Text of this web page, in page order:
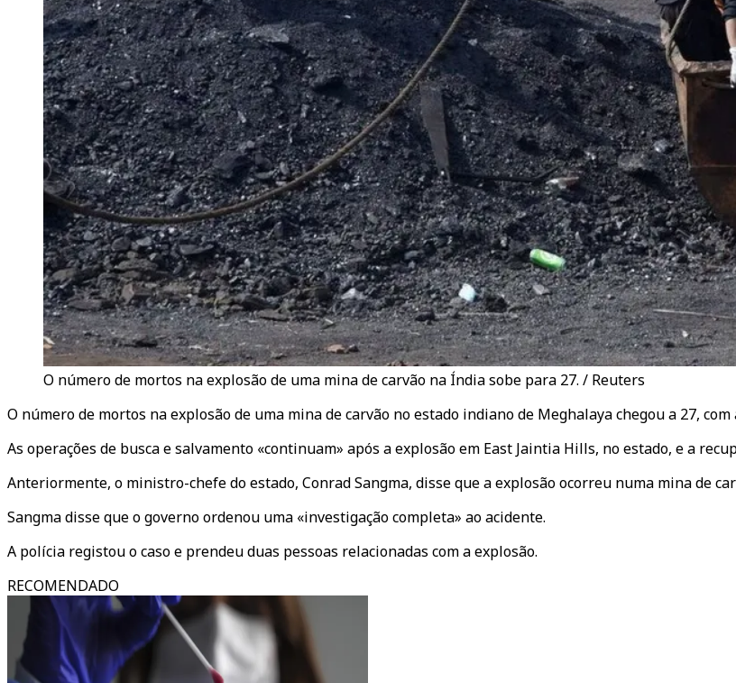
O número de mortos na explosão de uma mina de carvão na Índia sobe para 27. / Reuters
O número de mortos na explosão de uma mina de carvão no estado indiano de Meghalaya chegou a 27,
As operações de busca e salvamento «continuam» após a explosão em East Jaintia Hills, no estado, e a
Anteriormente, o ministro-chefe do estado, Conrad Sangma, disse que a explosão ocorreu numa mina de
Sangma disse que o governo ordenou uma «investigação completa» ao acidente.
A polícia registou o caso e prendeu duas pessoas relacionadas com a explosão.
RECOMENDADO